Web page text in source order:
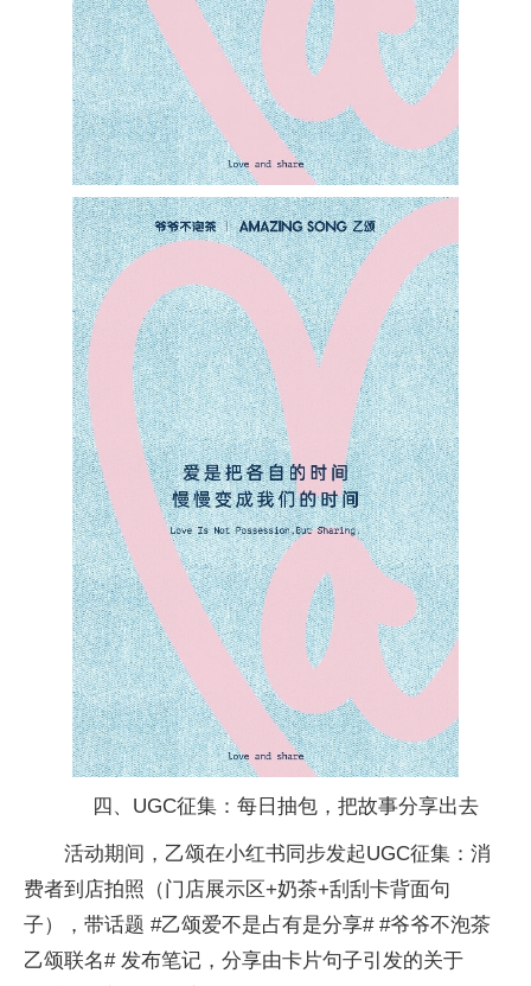
四、UGC征集：每日抽包，把故事分享出去
活动期间，乙颂在小红书同步发起UGC征集：消
费者到店拍照（门店展示区+奶茶+刮刮卡背面句
子），带话题 #乙颂爱不是占有是分享# #爷爷不泡茶
乙颂联名# 发布笔记，分享由卡片句子引发的关于